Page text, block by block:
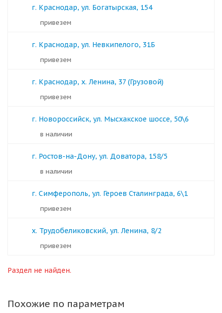
г. Краснодар, ул. Богатырская, 154
Привезем
г. Краснодар, ул. Невкипелого, 31Б
Привезем
г. Краснодар, х. Ленина, 37 (Грузовой)
Привезем
г. Новороссийск, ул. Мысхакское шоссе, 50\6
в наличии
г. Ростов-на-Дону, ул. Доватора, 158/5
в наличии
г. Симферополь, ул. Героев Сталинграда, 6\1
Привезем
х. Трудобеликовский, ул. Ленина, 8/2
Привезем
Раздел не найден.
Похожие по параметрам